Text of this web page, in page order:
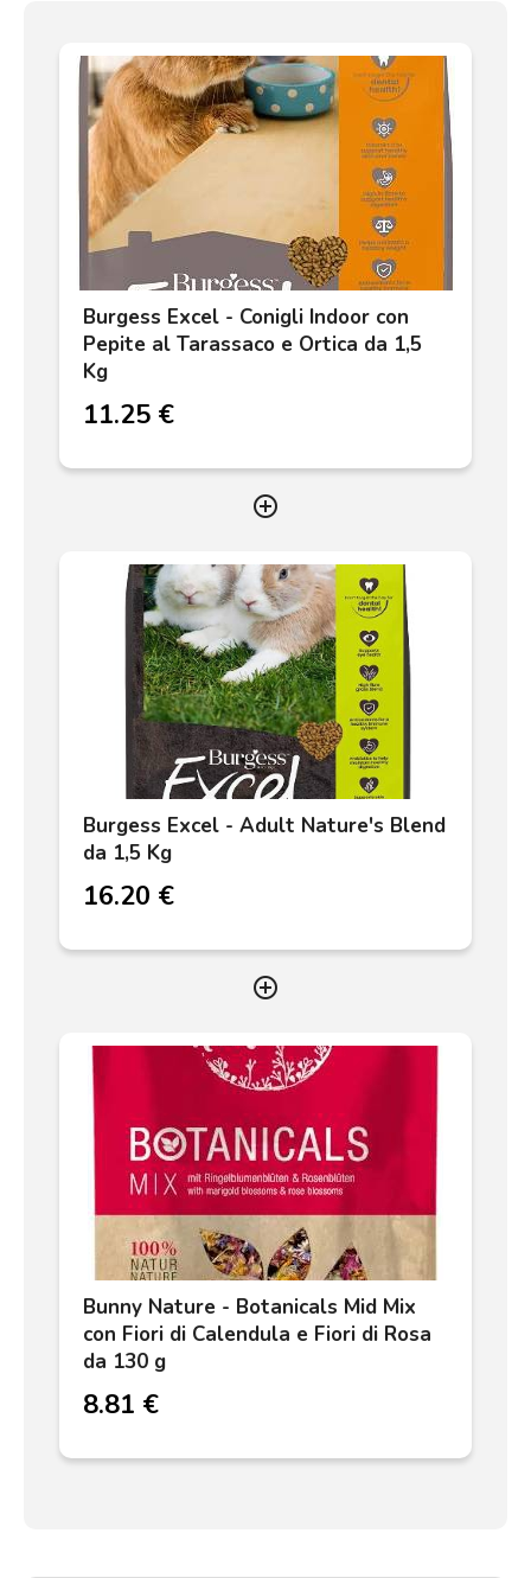
Burgess Excel - Conigli Indoor con
Pepite al Tarassaco e Ortica da 1,5
Kg
11.25 €
add_circle_outline
Burgess Excel - Adult Nature's Blend
da 1,5 Kg
16.20 €
add_circle_outline
Bunny Nature - Botanicals Mid Mix
con Fiori di Calendula e Fiori di Rosa
da 130 g
8.81 €